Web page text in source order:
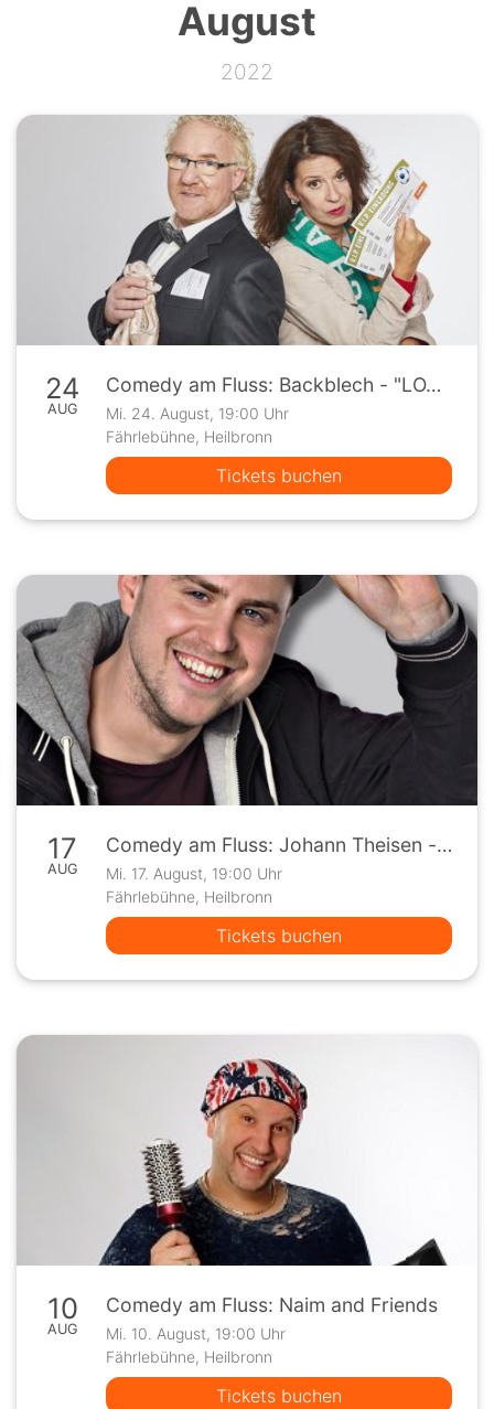
August
2022
24
AUG
Comedy am Fluss: Backblech - "LOVE HURTS"
Mi. 24. August, 19:00 Uhr
Fährlebühne, Heilbronn
Tickets buchen
17
AUG
Comedy am Fluss: Johann Theisen - "Theisen Total - Ein Tollpatsch gibt Vollgas"
Mi. 17. August, 19:00 Uhr
Fährlebühne, Heilbronn
Tickets buchen
10
AUG
Comedy am Fluss: Naim and Friends
Mi. 10. August, 19:00 Uhr
Fährlebühne, Heilbronn
Tickets buchen